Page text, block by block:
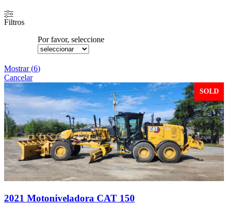
Filtros
Por favor, seleccione
Mostrar(6)
Cancelar
SOLD
2021 Motoniveladora CAT 150